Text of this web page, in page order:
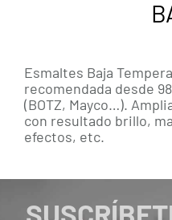
Esmaltes Baja
recomendada desde
(BOTZ, Mayco…).
con resultado brillo,
efectos, etc.